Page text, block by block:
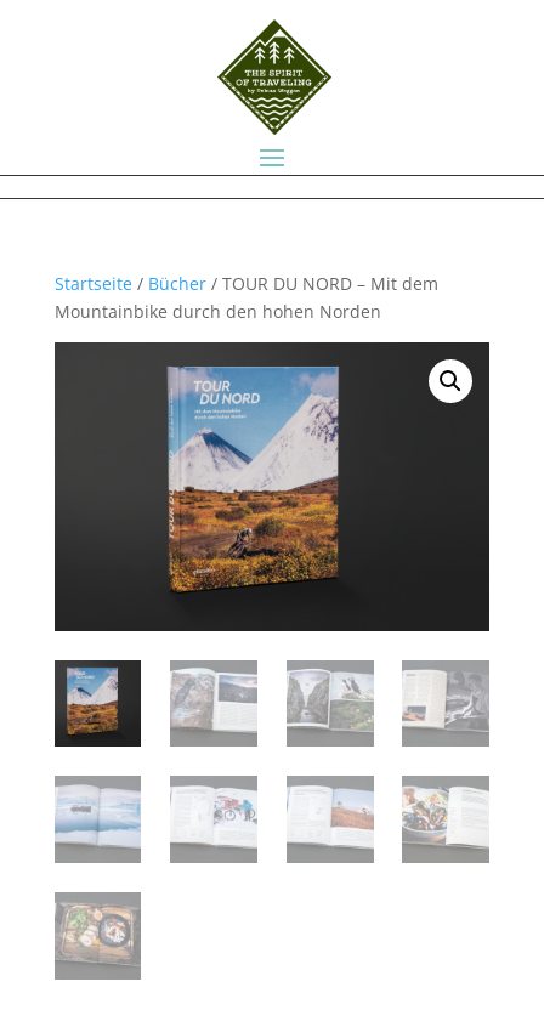
Startseite/ Bücher/ TOUR DU NORD – Mit dem
Mountainbike durch den hohen Norden